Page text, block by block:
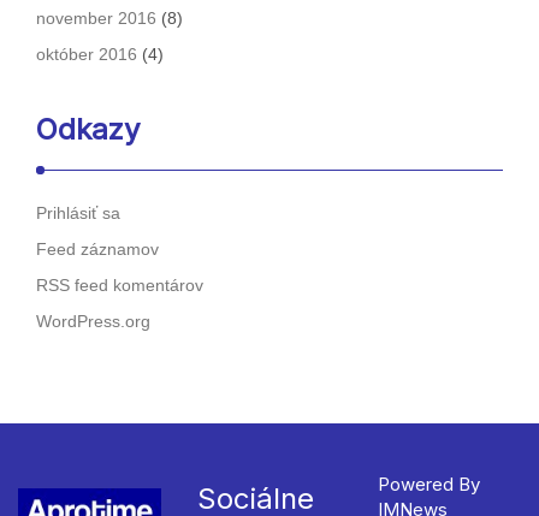
november 2016 (8)
október 2016 (4)
Odkazy
Prihlásiť sa
Feed záznamov
RSS feed komentárov
WordPress.org
Sociálne
Powered By
IMNews